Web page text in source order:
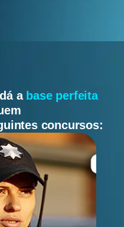
dá a base perfeita
concursos: